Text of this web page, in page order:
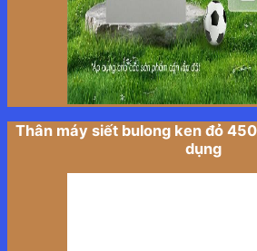
Thân máy siết bulong ken đỏ
dụng